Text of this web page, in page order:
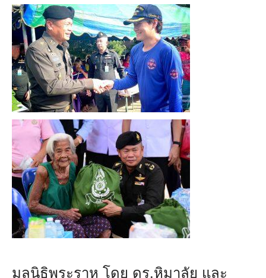
มูลนิธิพระราหู โดย ดร.หิมาลัย และ